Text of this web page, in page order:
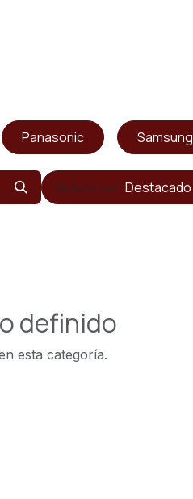
Panasonic Samsung
Ordenar por: Destacado
definido
esta categoría.